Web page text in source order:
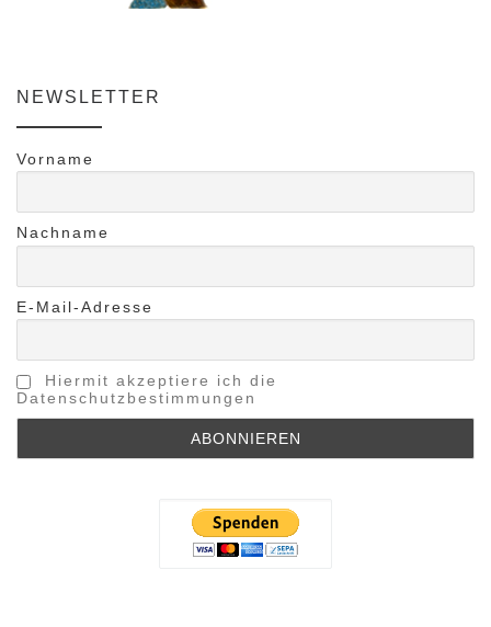
NEWSLETTER
Vorname
Nachname
E-Mail-Adresse
Hiermit akzeptiere ich die
Datenschutzbestimmungen